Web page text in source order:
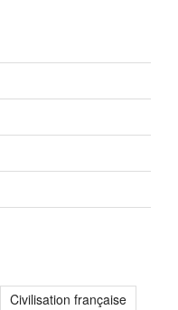
Civilisation française